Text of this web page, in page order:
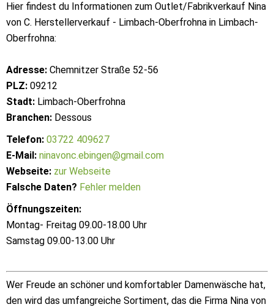
Hier findest du Informationen zum Outlet/Fabrikverkauf Nina
von C. Herstellerverkauf - Limbach-Oberfrohna in Limbach-
Oberfrohna:
Adresse: Chemnitzer Straße 52-56
PLZ: 09212
Stadt: Limbach-Oberfrohna
Branchen: Dessous
Telefon: 03722 409627
E-Mail: ninavonc.ebingen@gmail.com
Webseite: zur Webseite
Falsche Daten? Fehler melden
Öffnungszeiten:
Montag- Freitag 09.00-18.00 Uhr
Samstag 09.00-13.00 Uhr
Wer Freude an schöner und komfortabler Damenwäsche hat,
den wird das umfangreiche Sortiment, das die Firma Nina von